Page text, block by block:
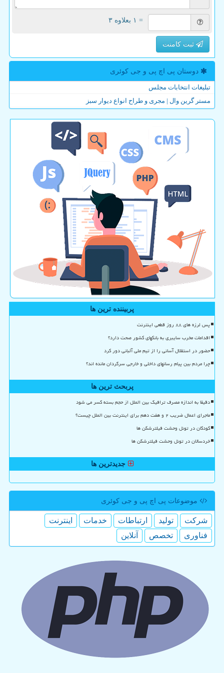
= ۱ بعلاوه ۳
ثبت کامنت
دوستان پی اچ پی و جی كوئری
تبلیغات انتخابات مجلس
مستر گرین وال | مجری و طراح انواع دیوار سبز
پربیننده ترین ها
پس لرزه های ۸۸ روز قطعی اینترنت
اقدامات مخرب سایبری به بانکهای کشور صحت دارد؟
حضور در استقلال آسانی را از تیم ملی آلبانی دور کرد
چرا مردم بین پیام رسانهای داخلی و خارجی سرگردان مانده اند؟
پربحث ترین ها
دقیقا به اندازه مصرف ترافیک بین الملل از حجم بسته کسر می شود
ماجرای اعمال ضریب ۲ و هفت دهم برای اینترنت بین الملل چیست؟
کودکان در تونل وحشت فیلترشکن ها
خردسالان در تونل وحشت فیلترشکن ها
جدیدترین ها
موضوعات پی اچ پی و جی كوئری
شركت تولید ارتباطات خدمات
اینترنت
فناوری
تخصص آنلاین